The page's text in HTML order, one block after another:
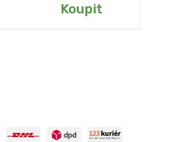
Koupit